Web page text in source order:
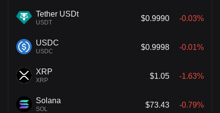
Tether USDt
USDT
$0.9990 -0.03%
USDC
USDC
$0.9998 -0.01%
XRP
XRP
$1.05 -1.63%
Solana
SOL
$73.43 -0.79%